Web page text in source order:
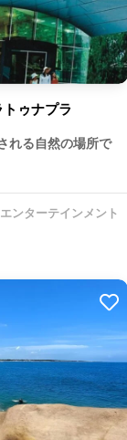
ゥナプラ
れる自然の場所で
エンターテインメント